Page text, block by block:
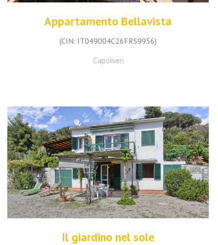
Appartamento Bellavista
(CIN: IT049004C26FRS9956)
Capoliveri
Il giardino nel sole